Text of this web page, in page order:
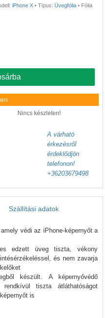
iPhone X • Típus: Üvegfólia • Fólia
Nincs készleten!
A várható
érkezésről
érdeklődjön
telefonon!
+36203679498
Szállítási adatok
védi az iPhone-képernyőt a
edzett üveg tiszta, vékony
és nem zavarja
készült. A képernyővédő
tiszta átláthatóságot
is